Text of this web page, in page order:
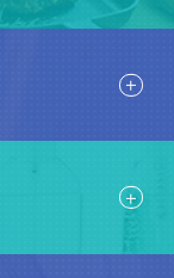
定供給を実現
ドウフィルム